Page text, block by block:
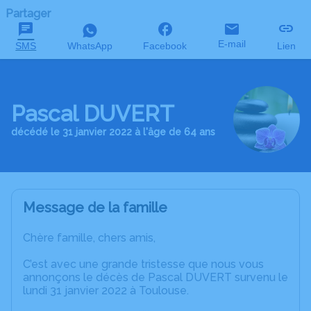
Partager
SMS WhatsApp Facebook E-mail Lien
Pascal DUVERT
décédé le 31 janvier 2022 à l'âge de 64 ans
Message de la famille
Chère famille, chers amis,
C’est avec une grande tristesse que nous vous
annonçons le décès de Pascal DUVERT survenu le
lundi 31 janvier 2022 à Toulouse.